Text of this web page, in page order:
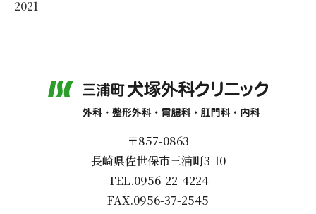
2021
〒857-0863
長崎県佐世保市三浦町3-10
TEL.0956-22-4224
FAX.0956-37-2545